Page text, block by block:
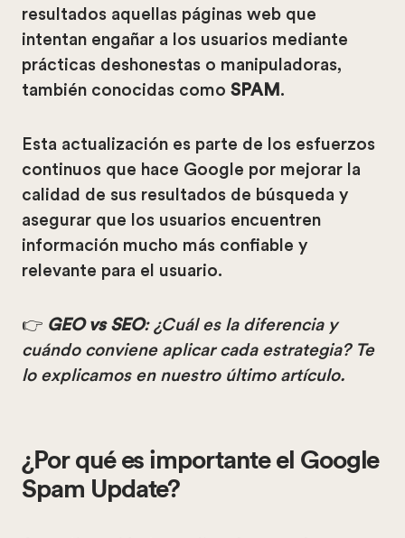
resultados aquellas páginas web que
intentan engañar a los usuarios mediante
prácticas deshonestas o manipuladoras,
también conocidas como SPAM .
Esta actualización es parte de los esfuerzos
continuos que hace Google por mejorar la
calidad de sus resultados de búsqueda y
asegurar que los usuarios encuentren
información mucho más confiable y
relevante para el usuario.
👉 GEO vs SEO: ¿Cuál es la diferencia y
cuándo conviene aplicar cada estrategia? Te
lo explicamos en nuestro último artículo.
¿Por qué es importante el Google
Spam Update?